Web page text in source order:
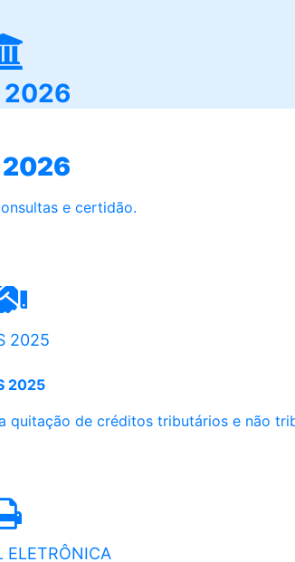
2026
2026
e certidão.
2025
2025
quitação de créditos tributários e não
ELETRÔNICA